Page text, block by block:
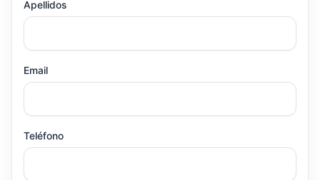
Apellidos
Email
Teléfono